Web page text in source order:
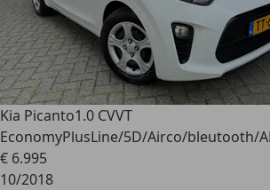
Kia Picanto1.0 CVVT
EconomyPlusLine/5D/Airco/bleutooth/
€ 6.995
10/2018